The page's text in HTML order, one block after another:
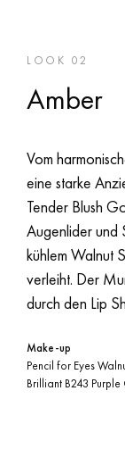
LOOK 02
Amber
Vom
eine starke
Tender Blush
Augenlider und
kühlem Walnut
verleiht. Der
durch den Lip
Make-up
Pencil for Eyes
Brilliant B243